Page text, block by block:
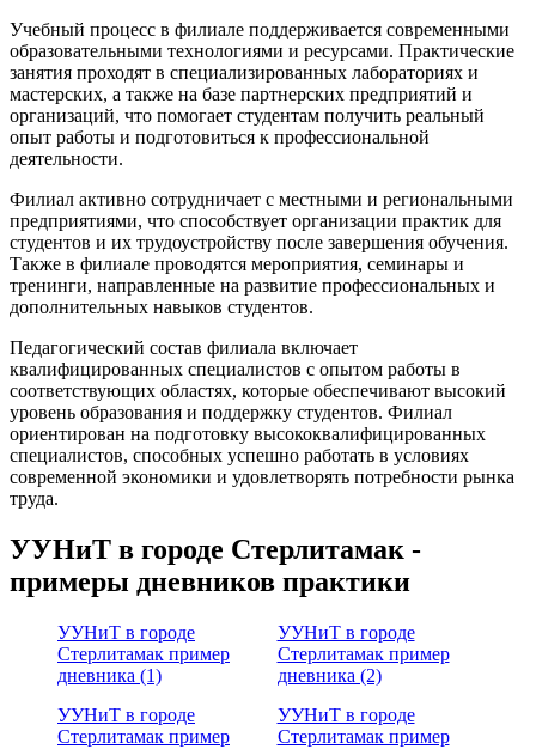
Учебный процесс в филиале поддерживается современными
образовательными технологиями и ресурсами. Практические
занятия проходят в специализированных лабораториях и
мастерских, а также на базе партнерских предприятий и
организаций, что помогает студентам получить реальный
опыт работы и подготовиться к профессиональной
деятельности.
Филиал активно сотрудничает с местными и региональными
предприятиями, что способствует организации практик для
студентов и их трудоустройству после завершения обучения.
Также в филиале проводятся мероприятия, семинары и
тренинги, направленные на развитие профессиональных и
дополнительных навыков студентов.
Педагогический состав филиала включает
квалифицированных специалистов с опытом работы в
соответствующих областях, которые обеспечивают высокий
уровень образования и поддержку студентов. Филиал
ориентирован на подготовку высококвалифицированных
специалистов, способных успешно работать в условиях
современной экономики и удовлетворять потребности рынка
труда.
УУНиТ в городе Стерлитамак -
примеры дневников практики
УУНиТ в городе
Стерлитамак пример
дневника (1)
УУНиТ в городе
Стерлитамак пример
дневника (2)
УУНиТ в городе
Стерлитамак пример
УУНиТ в городе
Стерлитамак пример